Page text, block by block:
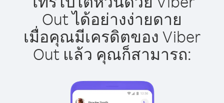
Out ได้อย่างง่ายดาย
เมื่อคุณมีเครดิตของ Viber
Out แล้ว คุณก็สามารถ: